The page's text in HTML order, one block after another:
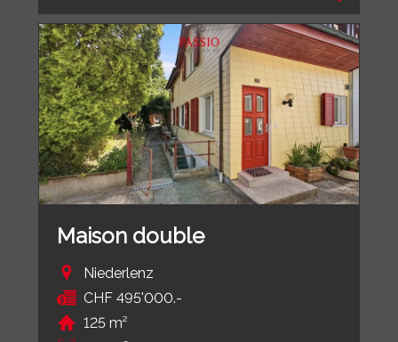
Maison double
Niederlenz
CHF 495'000.-
125 m²